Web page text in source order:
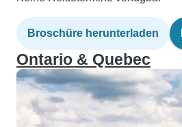
Broschüre herunterladen
Ontario & Quebec